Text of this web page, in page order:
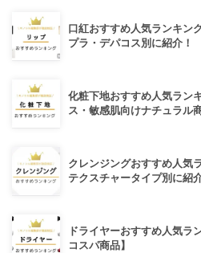
口紅おすすめ人気ランキン
プラ・デパコス別に紹介！
化粧下地おすすめ人気ラン
ス・敏感肌向けナチュラル
クレンジングおすすめ人気
テクスチャータイプ別に紹
ドライヤーおすすめ人気ラ
コスパ商品】